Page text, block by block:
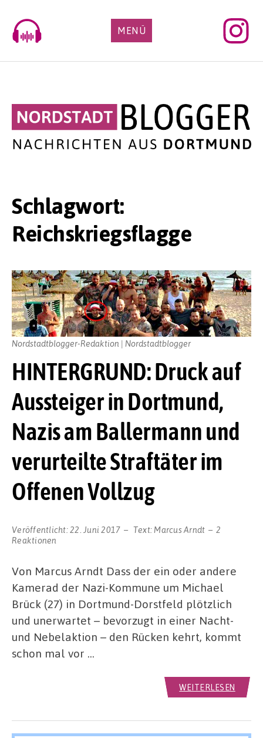
content
MENÜ
Schlagwort:
Reichskriegsflagge
HINTERGRUND: Druck auf
Aussteiger in Dortmund,
Nazis am Ballermann und
verurteilte Straftäter im
Offenen Vollzug
Veröffentlicht: 22. Juni 2017 Text: Marcus Arndt
2
Reaktionen
Nordstadtblogger-Redaktion | Nordstadtblogger
Von Marcus Arndt Dass der ein oder andere
Kamerad der Nazi-Kommune um Michael
Brück (27) in Dortmund-Dorstfeld plötzlich
und unerwartet – bevorzugt in einer Nacht-
und Nebelaktion – den Rücken kehrt, kommt
schon mal vor …
WEITERLESEN